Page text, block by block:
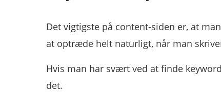
Det vigtigste på content-siden er, at
at optræde helt naturligt, når man
Hvis man har svært ved at finde
det.